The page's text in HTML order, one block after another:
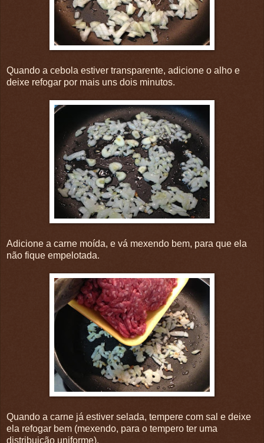
Quando a cebola estiver transparente, adicione o alho e
deixe refogar por mais uns dois minutos.
Adicione a carne moída, e vá mexendo bem, para que ela
não fique empelotada.
Quando a carne já estiver selada, tempere com sal e deixe
ela refogar bem (mexendo, para o tempero ter uma
distribuição uniforme).